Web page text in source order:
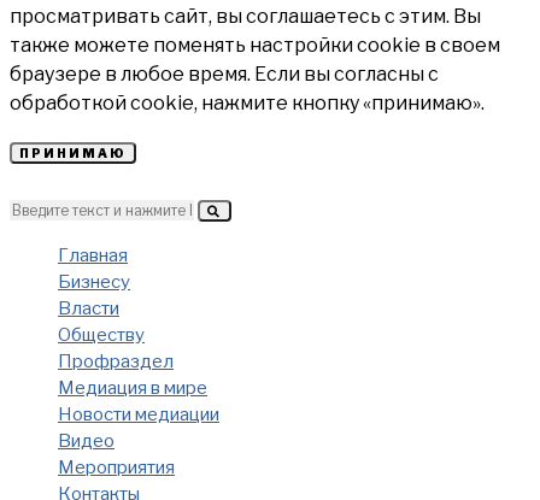
просматривать сайт, вы соглашаетесь с этим. Вы
также можете поменять настройки cookie в своем
браузере в любое время. Если вы согласны с
обработкой cookie, нажмите кнопку «принимаю».
ПРИНИМАЮ
Главная
Бизнесу
Власти
Обществу
Профраздел
Медиация в мире
Новости медиации
Видео
Мероприятия
Контакты